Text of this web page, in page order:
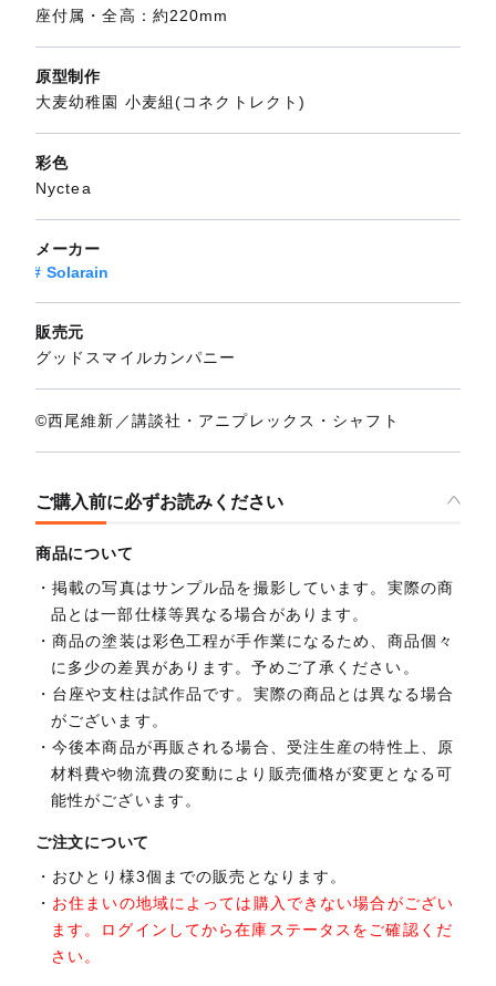
座付属・全高：約220mm
原型制作
大麦幼稚園 小麦組(コネクトレクト)
彩色
Nyctea
メーカー
Solarain
販売元
グッドスマイルカンパニー
©西尾維新／講談社・アニプレックス・シャフト
ご購入前に必ずお読みください
商品について
掲載の写真はサンプル品を撮影しています。実際の商
品とは一部仕様等異なる場合があります。
商品の塗装は彩色工程が手作業になるため、商品個々
に多少の差異があります。予めご了承ください。
台座や支柱は試作品です。実際の商品とは異なる場合
がございます。
今後本商品が再販される場合、受注生産の特性上、原
材料費や物流費の変動により販売価格が変更となる可
能性がございます。
ご注文について
おひとり様3個までの販売となります。
お住まいの地域によっては購入できない場合がござい
ます。ログインしてから在庫ステータスをご確認くだ
さい。